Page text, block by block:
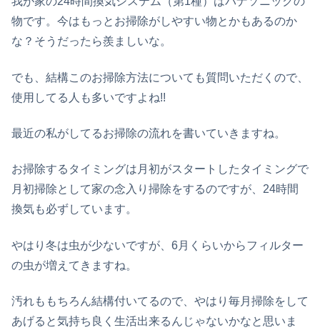
物です。今はもっとお掃除がしやすい物とかもあるのか
な？そうだったら羨ましいな。
でも、結構このお掃除方法についても質問いただくので、
使用してる人も多いですよね!!
最近の私がしてるお掃除の流れを書いていきますね。
お掃除するタイミングは月初がスタートしたタイミングで
月初掃除として家の念入り掃除をするのですが、24時間
換気も必ずしています。
やはり冬は虫が少ないですが、6月くらいからフィルター
の虫が増えてきますね。
汚れももちろん結構付いてるので、やはり毎月掃除をして
あげると気持ち良く生活出来るんじゃないかなと思いま